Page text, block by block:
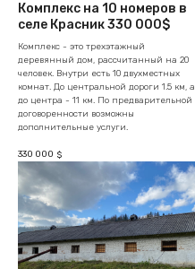
Комплекс на 10 номеров в
селе Красник 330 000$
Комплекс - это трехэтажный
деревянный дом, рассчитанный на 20
человек. Внутри есть 10 двухместных
комнат. До центральной дороги 1.5 км, а
до центра - 11 км. По предварительной
договоренности возможны
дополнительные услуги.
330 000 $